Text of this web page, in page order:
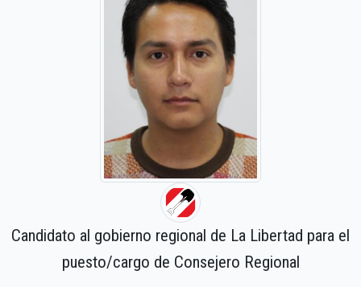
Candidato al gobierno regional de La Libertad para el
puesto/cargo de Consejero Regional